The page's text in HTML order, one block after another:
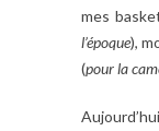
mes
l’époque),
(pour la